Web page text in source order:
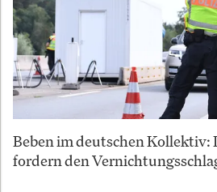
Beben im deutschen Kollektiv:
fordern den